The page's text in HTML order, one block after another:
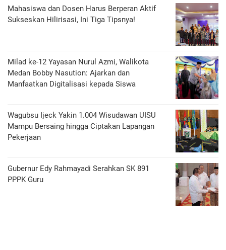
Mahasiswa dan Dosen Harus Berperan Aktif
Sukseskan Hilirisasi, Ini Tiga Tipsnya!
Milad ke-12 Yayasan Nurul Azmi, Walikota
Medan Bobby Nasution: Ajarkan dan
Manfaatkan Digitalisasi kepada Siswa
Wagubsu Ijeck Yakin 1.004 Wisudawan UISU
Mampu Bersaing hingga Ciptakan Lapangan
Pekerjaan
Gubernur Edy Rahmayadi Serahkan SK 891
PPPK Guru